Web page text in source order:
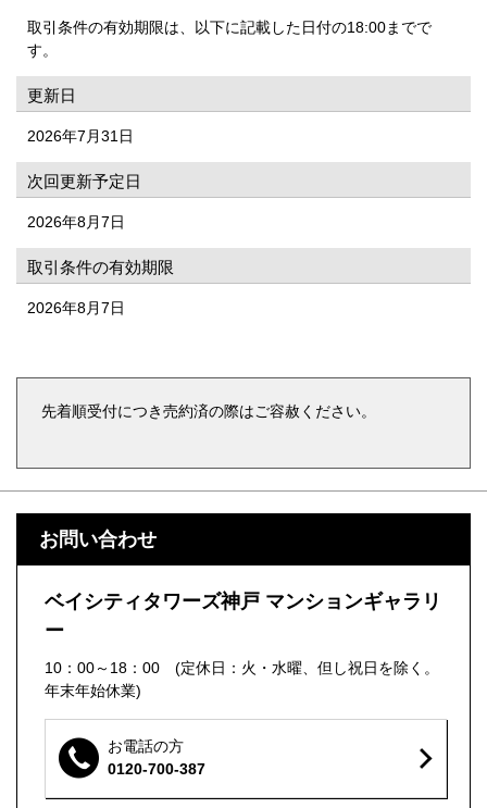
取引条件の有効期限は、以下に記載した日付の18:00までで
す。
更新日
2026年7月31日
次回更新予定日
2026年8月7日
取引条件の有効期限
2026年8月7日
先着順受付につき売約済の際はご容赦ください。
お問い合わせ
ベイシティタワーズ神戸 マンションギャラリ
ー
10：00～18：00 (定休日：火・水曜、但し祝日を除く。
年末年始休業)
お電話の方
0120-700-387